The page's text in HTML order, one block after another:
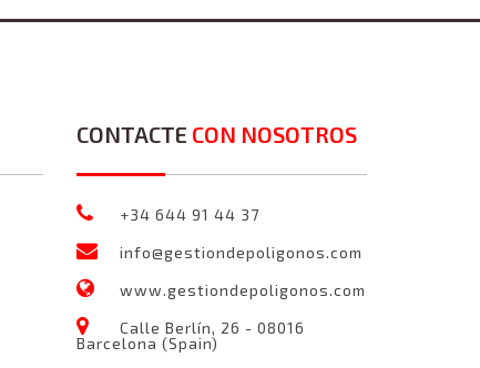
CONTACTE CON NOSOTROS
+34 644 91 44 37
info@gestiondepoligonos.com
www.gestiondepoligonos.com
Calle Berlín, 26 - 08016
Barcelona (Spain)